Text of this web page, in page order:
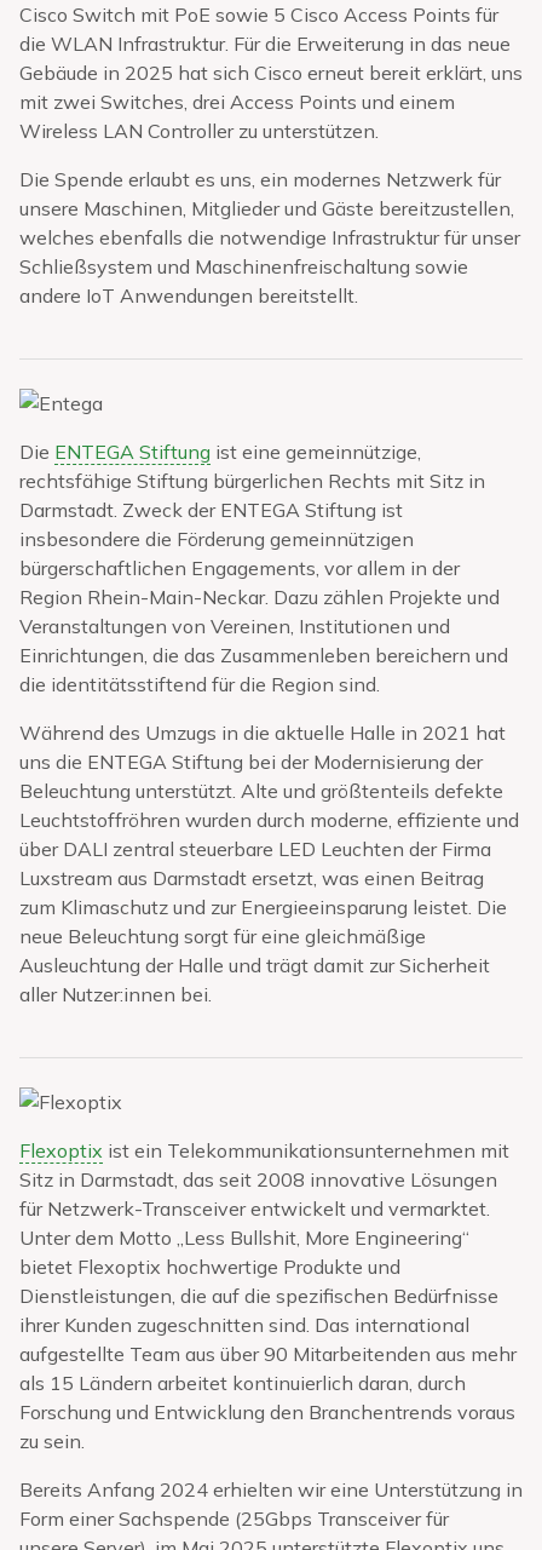
Cisco Switch mit PoE sowie 5 Cisco Access Points für
die WLAN Infrastruktur. Für die Erweiterung in das neue
Gebäude in 2025 hat sich Cisco erneut bereit erklärt, uns
mit zwei Switches, drei Access Points und einem
Wireless LAN Controller zu unterstützen.
Die Spende erlaubt es uns, ein modernes Netzwerk für
unsere Maschinen, Mitglieder und Gäste bereitzustellen,
welches ebenfalls die notwendige Infrastruktur für unser
Schließsystem und Maschinenfreischaltung sowie
andere IoT Anwendungen bereitstellt.
Die ENTEGA Stiftung ist eine gemeinnützige,
rechtsfähige Stiftung bürgerlichen Rechts mit Sitz in
Darmstadt. Zweck der ENTEGA Stiftung ist
insbesondere die Förderung gemeinnützigen
bürgerschaftlichen Engagements, vor allem in der
Region Rhein-Main-Neckar. Dazu zählen Projekte und
Veranstaltungen von Vereinen, Institutionen und
Einrichtungen, die das Zusammenleben bereichern und
die identitätsstiftend für die Region sind.
Während des Umzugs in die aktuelle Halle in 2021 hat
uns die ENTEGA Stiftung bei der Modernisierung der
Beleuchtung unterstützt. Alte und größtenteils defekte
Leuchtstoffröhren wurden durch moderne, effiziente und
über DALI zentral steuerbare LED Leuchten der Firma
Luxstream aus Darmstadt ersetzt, was einen Beitrag
zum Klimaschutz und zur Energieeinsparung leistet. Die
neue Beleuchtung sorgt für eine gleichmäßige
Ausleuchtung der Halle und trägt damit zur Sicherheit
aller Nutzer:innen bei.
Flexoptix ist ein Telekommunikationsunternehmen mit
Sitz in Darmstadt, das seit 2008 innovative Lösungen
für Netzwerk-Transceiver entwickelt und vermarktet.
Unter dem Motto „Less Bullshit, More Engineering“
bietet Flexoptix hochwertige Produkte und
Dienstleistungen, die auf die spezifischen Bedürfnisse
ihrer Kunden zugeschnitten sind. Das international
aufgestellte Team aus über 90 Mitarbeitenden aus mehr
als 15 Ländern arbeitet kontinuierlich daran, durch
Forschung und Entwicklung den Branchentrends voraus
zu sein.
Bereits Anfang 2024 erhielten wir eine Unterstützung in
Form einer Sachspende (25Gbps Transceiver für